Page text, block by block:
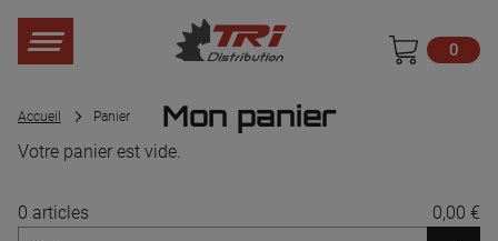
0
Accueil Panier Mon panier
Votre panier est vide.
0 articles 0,00 €